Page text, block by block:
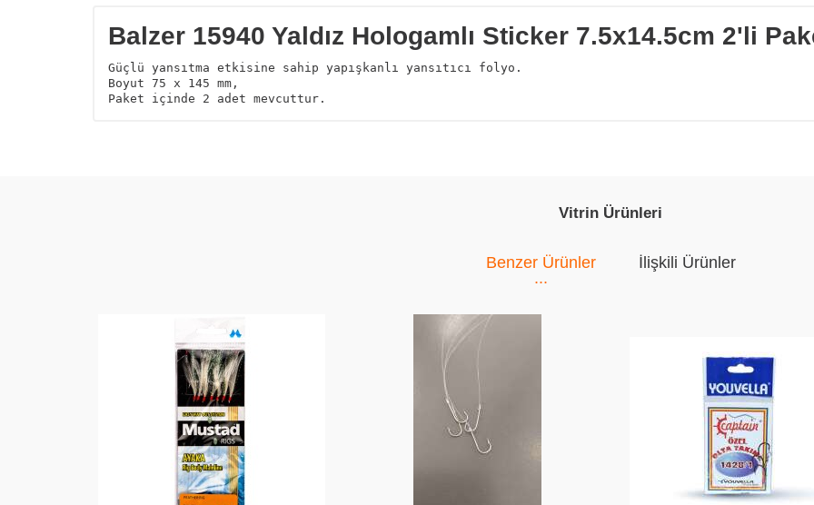
Balzer 15940 Yaldız Hologamlı Sticker 7.5x14.5cm 2'li
Güçlü yansıtma etkisine sahip yapışkanlı yansıtıcı folyo.
Boyut 75 x 145 mm,
Paket içinde 2 adet mevcuttur.
Vitrin Ürünleri
Benzer Ürünler İlişkili Ürünler